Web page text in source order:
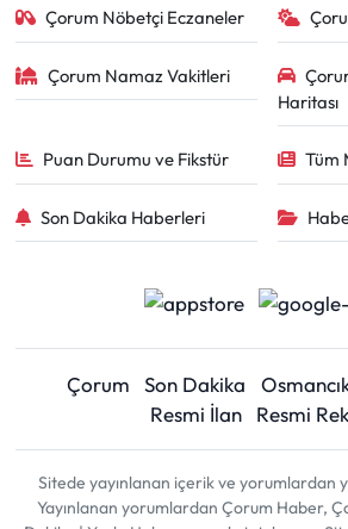
Çorum Nöbetçi Eczaneler
Çorum Namaz Vakitleri
Haritası
Puan Durumu ve Fikstür Tüm
Son Dakika Haberleri
Çorum Son Dakika
Resmi İlan
Resmi
Sitede yayınlanan içerik ve yorumlardan
Yayınlanan yorumlardan Çorum Haber,